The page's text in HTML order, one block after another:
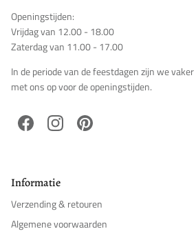
Openingstijden:
Vrijdag van 12.00 - 18.00
Zaterdag van 11.00 - 17.00
In de periode van de feestdagen zijn we
met ons op voor de openingstijden.
FacebookInstagramPinterest
Informatie
Verzending & retouren
Algemene voorwaarden